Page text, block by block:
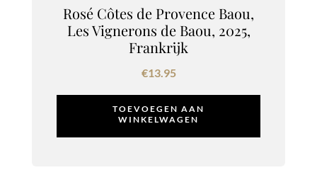
Rosé Côtes de Provence Baou,
Les Vignerons de Baou, 2025,
Frankrijk
€13.95
TOEVOEGEN AAN
WINKELWAGEN